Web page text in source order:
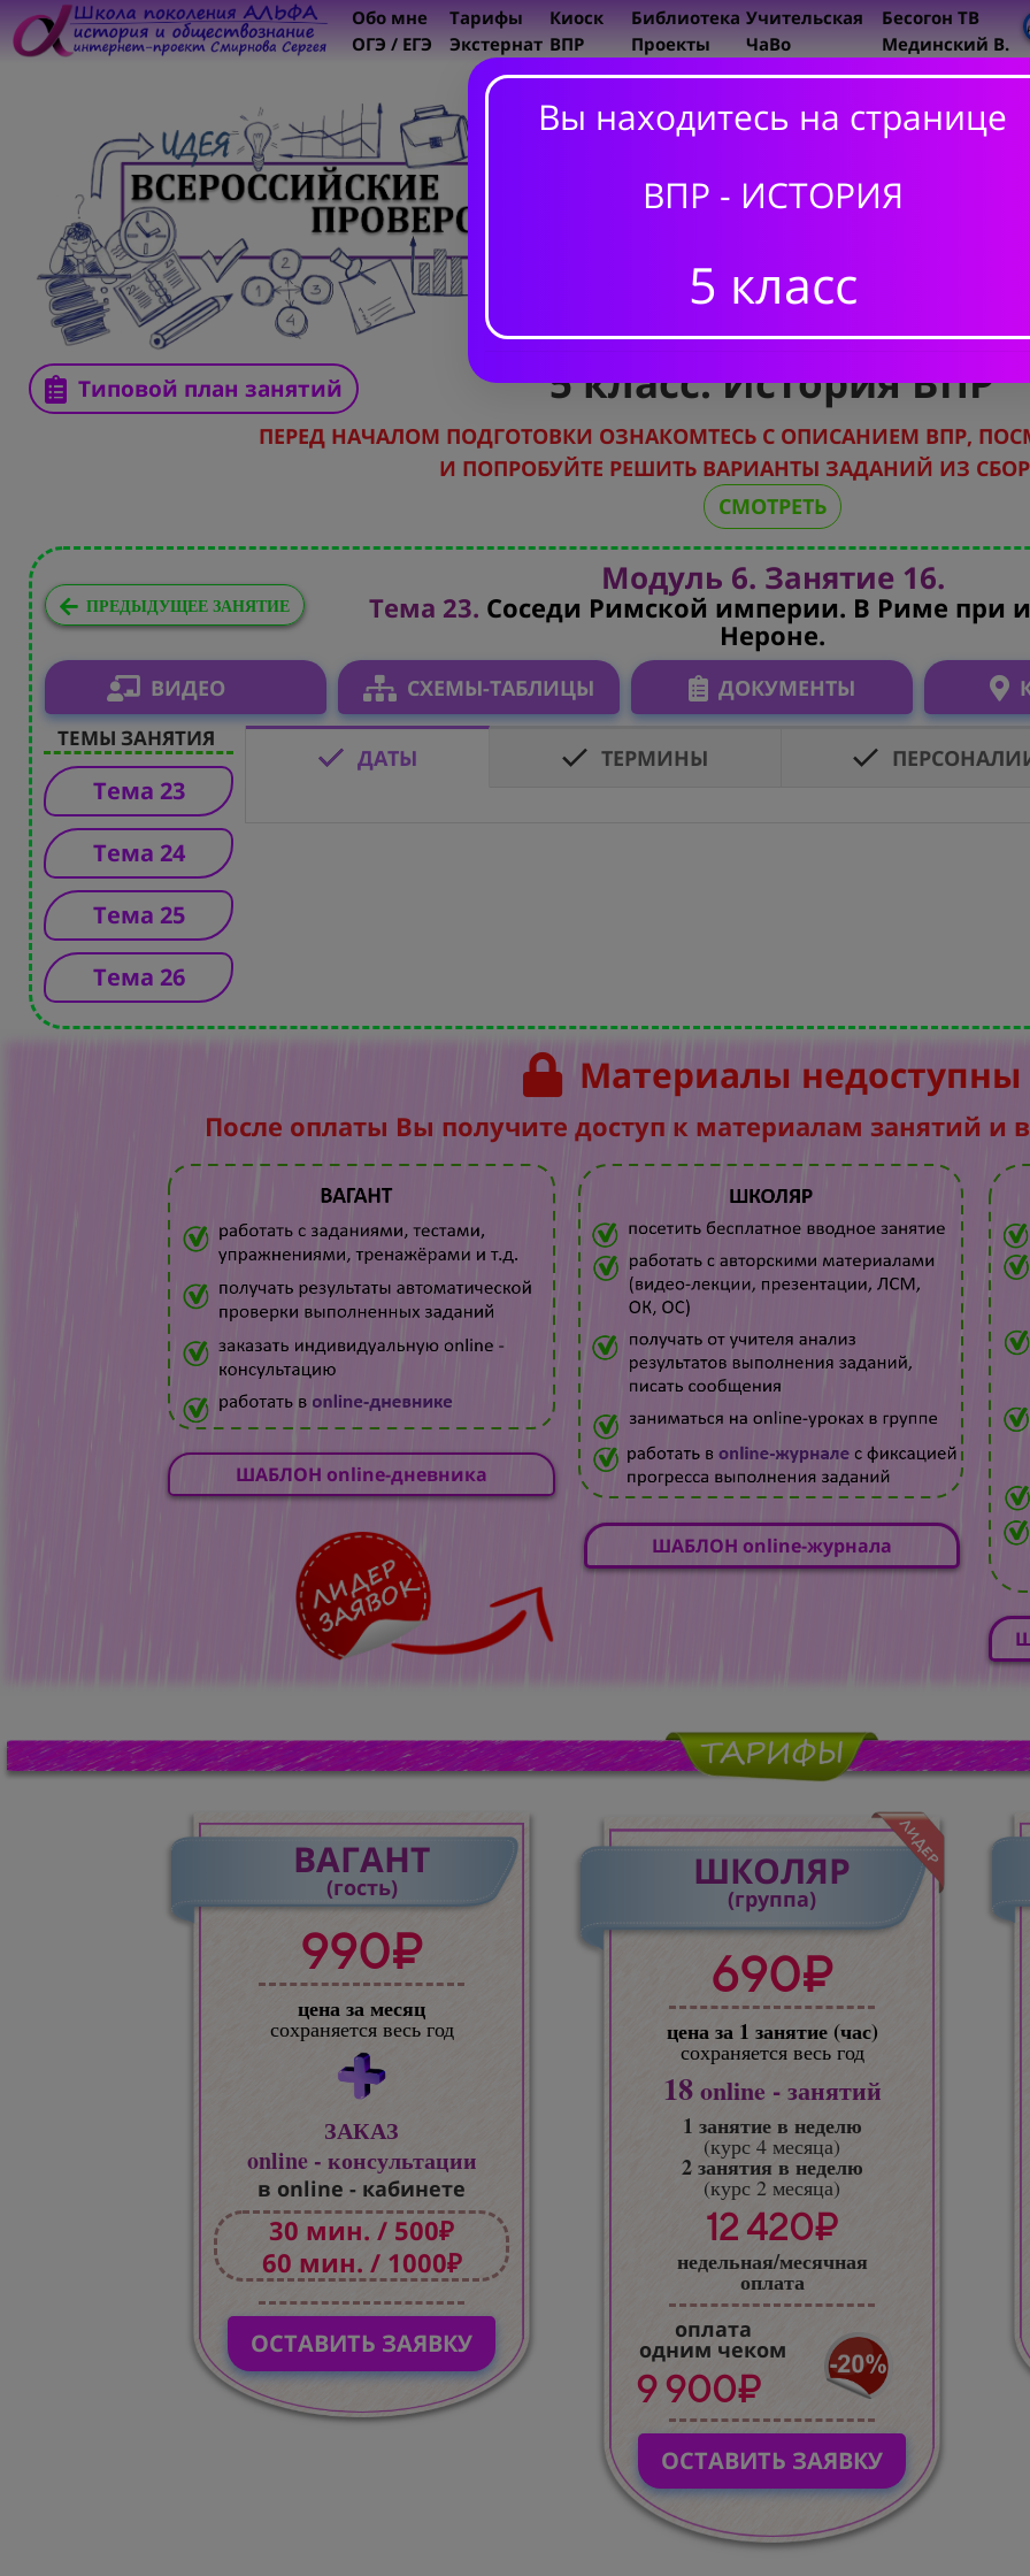
Обо мне
ОГЭ / ЕГЭ
Тарифы
Экстернат
Киоск
ВПР
Библиотека
Проекты
Учительская
ЧаВо
Бесогон ТВ
Мединский В.
ИСТОРИЯ
Типовой план занятий 5 класс. История ВПР
ПЕРЕД НАЧАЛОМ ПОДГОТОВКИ ОЗНАКОМТЕСЬ С ОПИСАНИЕМ ВПР,
И ПОПРОБУЙТЕ РЕШИТЬ ВАРИАНТЫ ЗАДАНИЙ ИЗ
СМОТРЕТЬ
ПРЕДЫДУЩЕЕ ЗАНЯТИЕ
Модуль 6. Занятие 16.
Тема 23. Соседи Римской империи. В Риме при
Нероне.
ВИДЕО СХЕМЫ-ТАБЛИЦЫ ДОКУМЕНТЫ
ТЕМЫ ЗАНЯТИЯ
Тема 23
Тема 24
Тема 25
Тема 26
ДАТЫ ТЕРМИНЫ
Материалы недоступны
После оплаты Вы получите доступ к материалам занятий и
ШАБЛОН online-дневника
ШАБЛОН online-журнала
ВАГАНТ
(гость)
990₽
цена за месяц
сохраняется весь год
ЗАКАЗ
online - консультации
в online - кабинете
30 мин. / 500₽
60 мин. / 1000₽
ОСТАВИТЬ ЗАЯВКУ
ШКОЛЯР
(группа)
690₽
цена за 1 занятие (час)
сохраняется весь год
18online - занятий
1 занятие в неделю
(курс 4 месяца)
2 занятия в неделю
(курс 2 месяца)
12 420₽
недельная/месячная
оплата
оплата
одним чеком
9 900₽
ОСТАВИТЬ ЗАЯВКУ
Вы находитесь на странице
ВПР - ИСТОРИЯ
5 класс